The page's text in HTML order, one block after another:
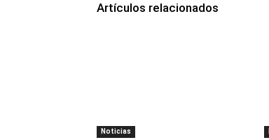
Artículos relacionados
Noticias